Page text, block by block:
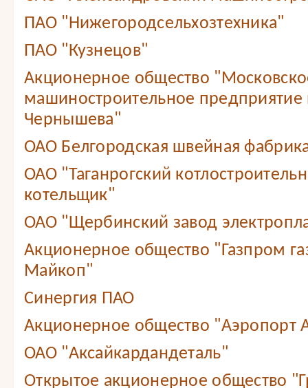
ПАО "Нижегородсельхозтехника"
ПАО "Кузнецов"
Акционерное общество
машиностроительное
Чернышева"
ОАО Белгородская швейная
ОАО "Таганрогский
котельщик"
ОАО "Щербинский завод
Акционерное общество "Газпром
Майкоп"
Синергия ПАО
Акционерное общество "Аэропорт
ОАО "Аксайкардандеталь"
Открытое акционерное общество